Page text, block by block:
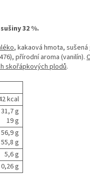
32 %.
, kakaová hmota, sušená
přírodní aroma (vanilín).
skořápkových plodů.
kcal
31,7 g
19 g
56,9 g
55,8 g
5,6 g
0,26 g